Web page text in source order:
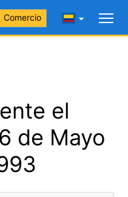
Comercio
el
de Mayo